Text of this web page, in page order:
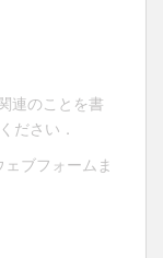
連のことを書
ださい．
ェブフォーム ま